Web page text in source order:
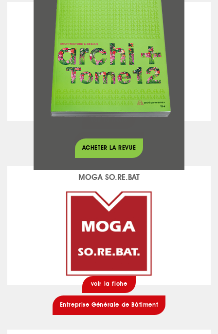
MAISON GOMEZ
Béton ciré - Chaux
MOGA SO.RE.BAT
voir la fiche
Entreprise Générale de Bâtiment
ACHETER LA REVUE